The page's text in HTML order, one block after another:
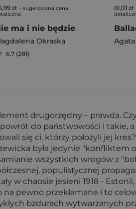
zł - sugerowana cena
ma i nie będzie
Okraska
6,7 (281)
61,01 zł
drugorzędny – prawda.
do państwowości i takie,
się ci, którzy położyli jej
była jedynie "konfliktem
wszystkich wrogów z
populistycznej
chaosie jesieni 1918 - Estonii,
pewno przekłamane i to
bzdurach wytwarzanych